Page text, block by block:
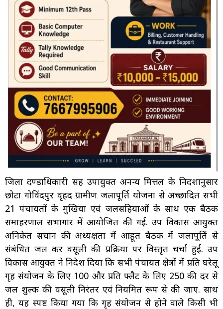
जिला दण्डाधिकारी सह उपायुक्त अनन्य मित्तल के निर्देशानुसार
छोटा गोविंदपुर वृहद ग्रामीण जलापूर्ति योजना से अच्छादित सभी
21 पंचायतों के मुखिया एवं जलसहियाओं के साथ एक बैठक
समाहरणाल सभागार में आयोजित की गई. उप विकास आयुक्त
अनिकेत सचान की अध्यक्षता में आहूत बैठक में जलापूर्ति से
संबंधित जल कर वसूली की प्रक्रिया पर विस्तृत चर्चा हुई. उप
विकास आयुक्त ने निदेश दिया कि सभी पंचायत क्षेत्रों में प्रति घरेलू
गृह संयोजन के लिए ₹100 और प्रति फ्लैट के लिए ₹250 की दर से
जल शुल्क की वसूली निरंतर एवं नियमित रूप से की जाए. साथ
ही, यह स्पष्ट किया गया कि गृह संयोजन से होने वाले किसी भी